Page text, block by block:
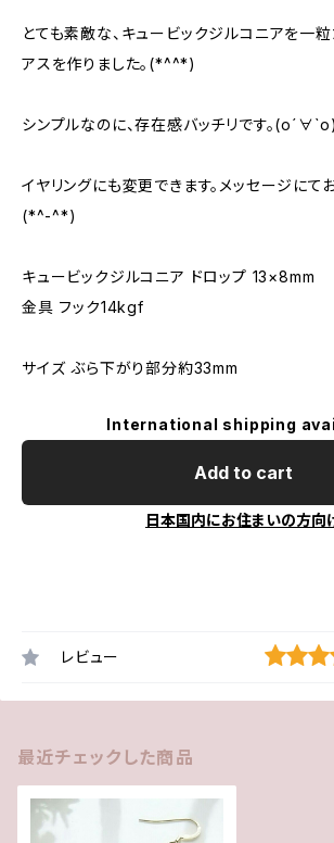
とても素敵な、キュービックジルコニアを一
アスを作りました。(*^^*)
シンプルなのに、存在感バッチリです。(о´∀`о)
イヤリングにも変更できます。メッセージにて
(*^-^*)
キュービックジルコニア ドロップ 13×8mm
金具 フック14kgf
サイズ ぶら下がり部分約33mm
International shipping
Add to cart
日本国内にお住まいの方向
レビュー
最近チェックした商品